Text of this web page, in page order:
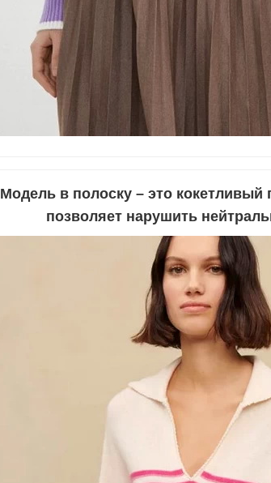
Модель в полоску – это кокетливый
позволяет нарушить